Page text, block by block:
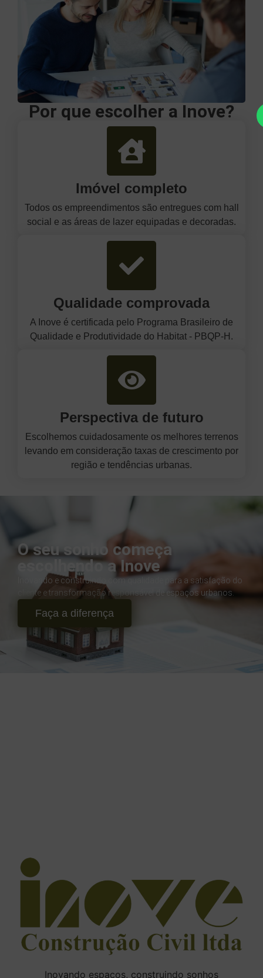
Por que escolher a Inove?
Imóvel completo
Todos os empreendimentos são entregues com hall
social e as áreas de lazer equipadas e decoradas.
Qualidade comprovada
A Inove é certificada pelo Programa Brasileiro de
Qualidade e Produtividade do Habitat - PBQP-H.
Perspectiva de futuro
Escolhemos cuidadosamente os melhores terrenos
levando em consideração taxas de crescimento por
região e tendências urbanas.
O seu sonho começa
escolhendo a Inove
Inovando e construindo com qualidade para a satisfação do
cliente e transformação responsável de espaços urbanos.
Faça a diferença
Inovando espaços, construindo sonhos